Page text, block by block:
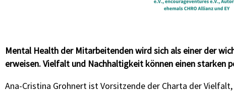
Mental Health der Mitarbeitenden wird sich als einer der
erweisen. Vielfalt und Nachhaltigkeit können einen starken
Ana-Cristina Grohnert ist Vorsitzende der Charta der